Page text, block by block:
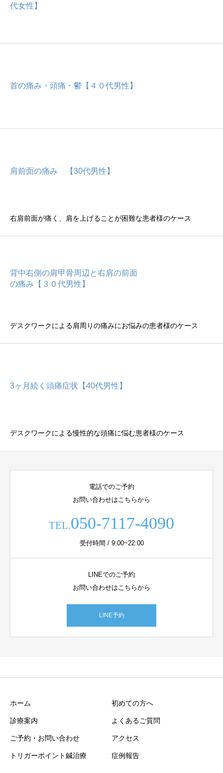
代女性】
首の痛み・頭痛・鬱【４０代男性】
肩前面の痛み 【30代男性】
右肩前面が痛く、肩を上げることが困難な患者様のケース
背中右側の肩甲骨周辺と右肩の前面
の痛み【３０代男性】
デスクワークによる肩周りの痛みにお悩みの患者様のケース
3ヶ月続く頭痛症状【40代男性】
デスクワークによる慢性的な頭痛に悩む患者様のケース
電話でのご予約
お問い合わせはこちらから
TEL.050-7117-4090
受付時間 / 9:00~22:00
LINEでのご予約
お問い合わせはこちらから
LINE予約
ホーム 初めての方へ
診療案内 よくあるご質問
ご予約・お問い合わせ アクセス
トリガーポイント鍼治療 症例報告